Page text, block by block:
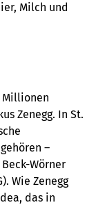
Milch und
Millionen
Zenegg. In St.
–
Wörner
Wie Zenegg
das in